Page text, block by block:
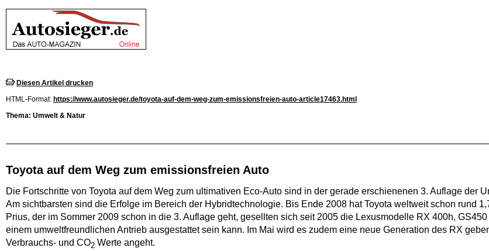
Diesen Artikel drucken
HTML-Format: https://www.autosieger.de/toyota-auf-dem-weg-zum-emissionsfreien-auto-article17463.html
Thema: Umwelt & Natur
Toyota auf dem Weg zum emissionsfreien Auto
Die Fortschritte von Toyota auf dem Weg zum ultimativen Eco-Auto sind in der gerade erschienenen 3. Auflage der
Am sichtbarsten sind die Erfolge im Bereich der Hybridtechnologie. Bis Ende 2008 hat Toyota weltweit schon rund
Prius, der im Sommer 2009 schon in die 3. Auflage geht, gesellten sich seit 2005 die Lexusmodelle RX 400h,
einem umweltfreundlichen Antrieb ausgestattet sein kann. Im Mai wird es zudem eine neue Generation des RX
Verbrauchs- und CO2 Werte angeht.